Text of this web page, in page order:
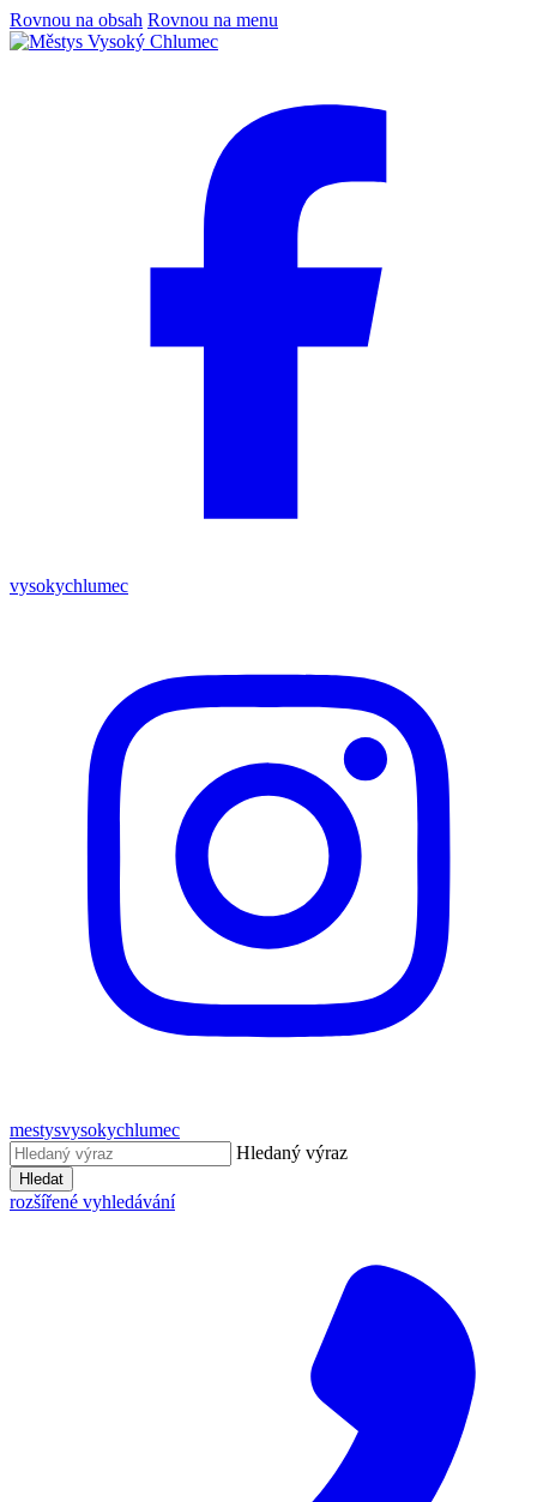
Rovnou na obsah Rovnou na menu
vysokychlumec
mestysvysokychlumec
Hledaný výraz
Hledat
rozšířené vyhledávání